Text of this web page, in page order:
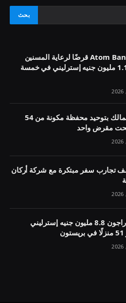
يقدم Atom Bank قرضًا لرعاية المسنين
بقيمة 1.1 مليون جنيه إسترليني في خمسة
يقوم المالك بتوحيد محفظة مكونة من 54
مقرض واحد
تجارب سفر مبتكرة مع شركة أركان
تقدم باراجون 8.8 مليون جنيه إسترليني